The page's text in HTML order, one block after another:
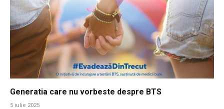
Generatia care nu vorbeste despre BTS
5 iulie 2025